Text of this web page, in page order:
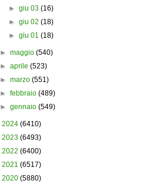
► giu 03 (16)
► giu 02 (18)
► giu 01 (18)
►maggio (540)
►aprile (523)
►marzo (551)
►febbraio (489)
►gennaio (549)
2024 (6410)
2023 (6493)
2022 (6400)
2021 (6517)
2020 (5880)